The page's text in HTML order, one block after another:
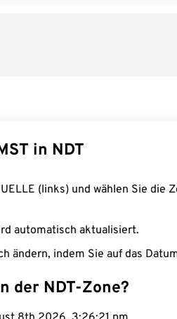
in NDT
(links) und wählen Sie die
automatisch aktualisiert.
ändern, indem Sie auf das
der NDT-Zone?